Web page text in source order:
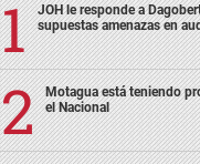
JOH le responde a
supuestas amenazas en
Motagua está teniendo
el Nacional